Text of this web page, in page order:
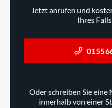
Jetzt anrufen und
Ihres
Oder schreiben Sie eine
innerhalb von einer